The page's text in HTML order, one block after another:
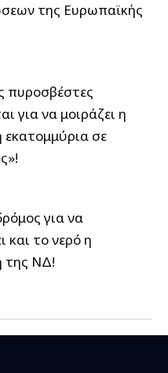
της Ευρωπαϊκής
πυροσβέστες
για να μοιράζει η
εκατομμύρια σε
για να
και το νερό η
της ΝΔ!